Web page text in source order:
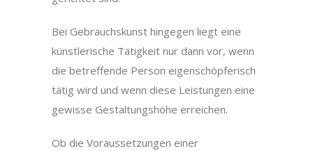
Bei Gebrauchskunst hingegen liegt eine
künstlerische Tätigkeit nur dann vor, wenn
die betreffende Person eigenschöpferisch
tätig wird und wenn diese Leistungen eine
gewisse Gestaltungshöhe erreichen.
Ob die Voraussetzungen einer